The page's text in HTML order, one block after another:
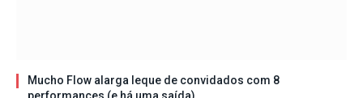
Mucho Flow alarga leque de convidados com 8